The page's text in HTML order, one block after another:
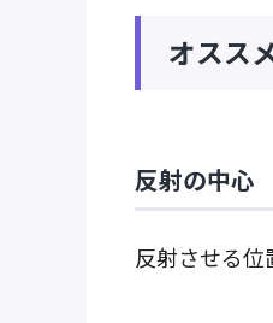
オスス
反射の中心
反射させる